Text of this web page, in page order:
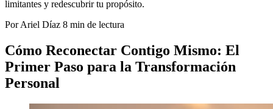
limitantes y redescubrir tu propósito.
Por Ariel Díaz 8 min de lectura
Cómo Reconectar Contigo Mismo: El
Primer Paso para la Transformación
Personal